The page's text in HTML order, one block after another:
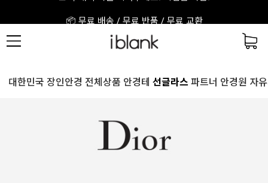
📦 무료 배송 / 무료 반품 / 무료 교환
대한민국 장인안경 전체상품 안경테 선글라스 파트너 안경원 자